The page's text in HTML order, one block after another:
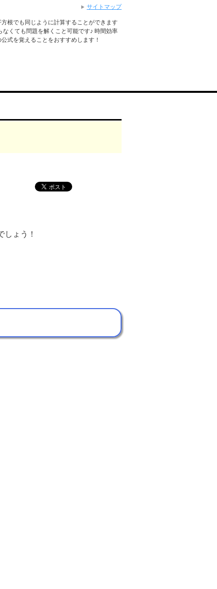
根でも同じように計算することができます
くても問題を解くこと可能です♪ 時間効率
式を覚えることをおすすめします！
しょう！
サイトマップ